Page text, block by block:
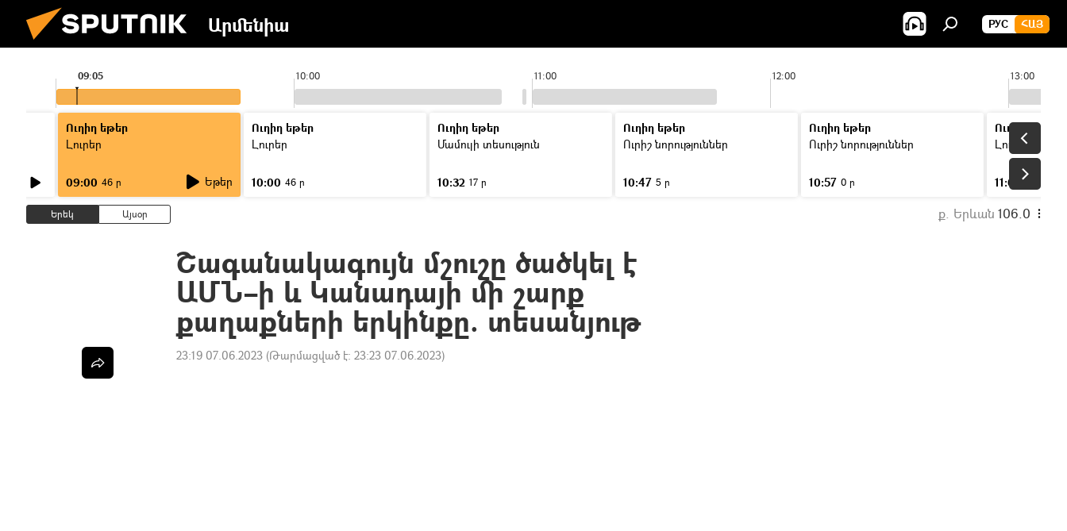
Արմենիա РУС ՀԱՅ
10:00 11:00 12:00 13:00
09:05
Ուղիղ եթեր
Լուրեր
09:00 46 ր Եթեր
Ուղիղ եթեր
Լուրեր
10:00 46 ր
Ուղիղ եթեր
Մամուլի տեսություն
10:32 17 ր
Ուղիղ եթեր
Ուրիշ նորություններ
10:47 5 ր
Ուղիղ եթեր
Ուրիշ նորություններ
10:57 0 ր
Ուղիղ եթեր
Լուրեր
11:00
Երեկ Այսօր ք. Երևան 106.0
Շագանակագույն մշուշը ծածկել է
ԱՄՆ–ի և Կանադայի մի շարք
քաղաքների երկինքը. տեսանյութ
23:19 07.06.2023 (Թարմացված է: 23:23 07.06.2023)